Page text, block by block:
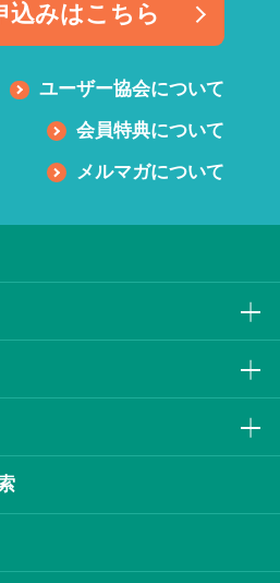
込みはこちら
ユーザー協会について
会員特典について
メルマガについて